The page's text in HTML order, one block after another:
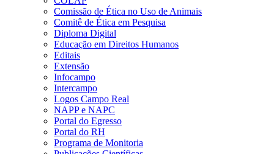
Comissão de Ética no Uso de Animais
Comitê de Ética em Pesquisa
Diploma Digital
Educação em Direitos Humanos
Editais
Extensão
Infocampo
Intercampo
Logos Campo Real
NAPP e NAPC
Portal do Egresso
Portal do RH
Programa de Monitoria